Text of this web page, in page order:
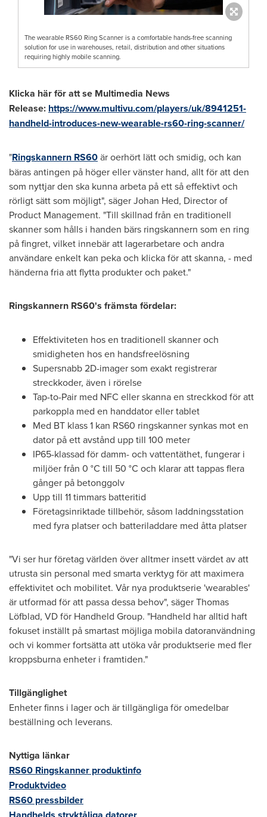
The wearable RS60 Ring Scanner is a comfortable hands-free scanning
solution for use in warehouses, retail, distribution and other situations
requiring highly mobile scanning.
Klicka här för att se Multimedia News
Release: https://www.multivu.com/players/uk/8941251-
handheld-introduces-new-wearable-rs60-ring-scanner/
"Ringskannern RS60är oerhört lätt och smidig, och kan
bäras antingen på höger eller vänster hand, allt för att den
som nyttjar den ska kunna arbeta på ett så effektivt och
rörligt sätt som möjligt", sägerJohan Hed, Director of
Product Management. "Till skillnad från en traditionell
skanner som hålls i handen bärs ringskannern som en ring
på fingret, vilket innebär att lagerarbetare och andra
användare enkelt kan peka och klicka för att skanna, - med
händerna fria att flytta produkter och paket."
Ringskannern RS60's främsta fördelar:
Effektiviteten hos en traditionell skanner och
smidigheten hos en handsfreelösning
Supersnabb 2D-imager som exakt registrerar
streckkoder, även i rörelse
Tap-to-Pair med NFC eller skanna en streckkod för att
parkoppla med en handdator eller tablet
Med BT klass 1 kan RS60 ringskanner synkas mot en
dator på ett avstånd upp till 100 meter
IP65-klassad för damm- och vattentäthet, fungerar i
miljöer från 0 °C till 50 °C och klarar att tappas flera
gånger på betonggolv
Upp till 11 timmars batteritid
Företagsinriktade tillbehör, såsom laddningsstation
med fyra platser och batteriladdare med åtta platser
"Vi ser hur företag världen över alltmer insett värdet av att
utrusta sin personal med smarta verktyg för att maximera
effektivitet och mobilitet. Vår nya produktserie 'wearables'
är utformad för att passa dessa behov", säger Thomas
Löfblad, VD för Handheld Group. "Handheld har alltid haft
fokuset inställt på smartast möjliga mobila datoranvändning
och vi kommer fortsätta att utöka vår produktserie med fler
kroppsburna enheter i framtiden."
Tillgänglighet
Enheter finns i lager och är tillgängliga för omedelbar
beställning och leverans.
Nyttiga länkar
RS60 Ringskanner produktinfo
Produktvideo
RS60 pressbilder